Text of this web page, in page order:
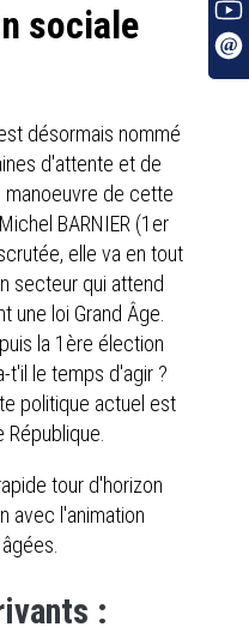
sociale
désormais nommé
d'attente et de
manoeuvre de cette
BARNIER (1er
elle va en tout
secteur qui attend
une loi Grand Âge.
la 1ère élection
t'il le temps d'agir ?
politique actuel est
tour d'horizon
avec l'animation
: